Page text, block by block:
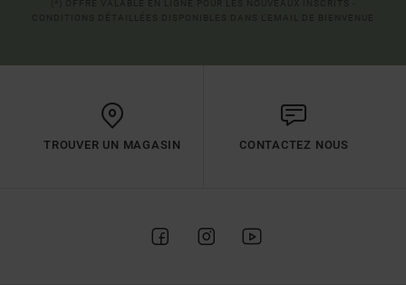
TROUVER UN MAGASIN CONTACTEZ NOUS